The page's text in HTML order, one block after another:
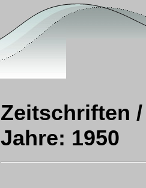
Zeitschriften
Jahre: 1950